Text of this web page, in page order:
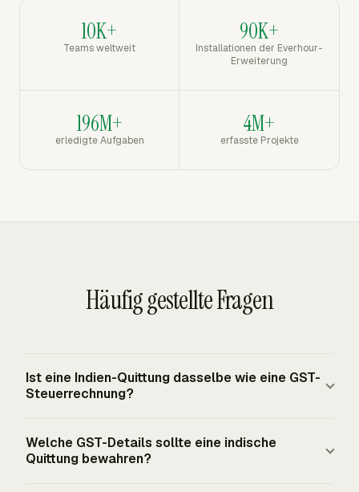
10K+
Teams weltweit
90K+
Installationen der Everhour-
Erweiterung
196M+
erledigte Aufgaben
4M+
erfasste Projekte
Häufig gestellte Fragen
Ist eine Indien-Quittung dasselbe wie eine GST-
Steuerrechnung?
GST-Steuerrechnung die steuerpflichtige Lieferung oder
Leistung und die berechnete Steuer erfasst. Ein GST-
Welche GST-Details sollte eine indische
Quittung bewahren?